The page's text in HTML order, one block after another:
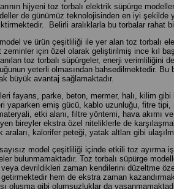
hijyeni toz torbalı elektrik süpürge
de günümüz teknolojisinden en iyi şekilde
Belirli aralıklarla bu torbalar rahat
ve ürün çeşitliliği ile yer alan toz torbalı
için özel olarak geliştirilmiş ince kıl
toz torbalı süpürgeler, enerji verimliliğini
yeterli olmasından bahsedilmektedir.
büyük avantaj sağlamaktadır.
fayans, parke, beton, mermer, halı, kilim
yaparken emiş gücü, kablo uzunluğu, fitre
etki alanı, filtre yöntemi, hava akımı
bireyler ekstra özel niteliklerle de
araları, kalorifer peteği, yatak altları gibi
model çeşitliliği içinde etkili toz
bulunmamaktadır. Toz torbalı süpürge
devrildikleri zaman kendilerini düzeltme
getirmektedir hem de ekstra zaman
oluşma gibi olumsuzluklar da